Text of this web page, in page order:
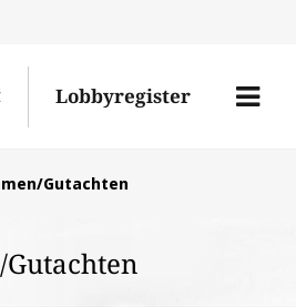
Lobbyregister
Menü
Gutachten